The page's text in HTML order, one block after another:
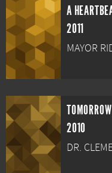
A
2011
MAYOR
2010
DR.